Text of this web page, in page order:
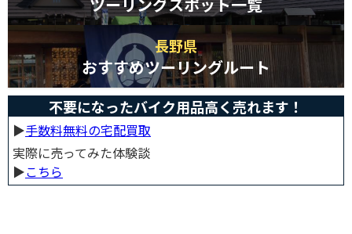
長野県
おすすめツーリングルート
不要になったバイク用品高く売れます！
▶︎手数料無料の宅配買取
実際に売ってみた体験談
▶︎こちら